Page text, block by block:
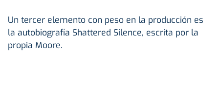
Un tercer elemento con peso en la producción es
la autobiografía Shattered Silence, escrita por la
propia Moore.